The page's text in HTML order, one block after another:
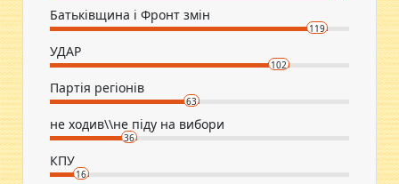
Батьківщина і Фронт змін
119
УДАР
102
Партія регіонів
63
не ходив\\не піду на вибори
36
КПУ
16